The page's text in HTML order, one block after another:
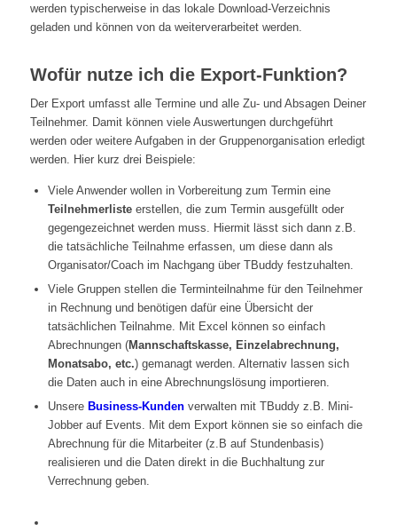
werden typischerweise in das lokale Download-Verzeichnis
geladen und können von da weiterverarbeitet werden.
Wofür nutze ich die Export-Funktion?
Der Export umfasst alle Termine und alle Zu- und Absagen Deiner
Teilnehmer. Damit können viele Auswertungen durchgeführt
werden oder weitere Aufgaben in der Gruppenorganisation erledigt
werden. Hier kurz drei Beispiele:
Viele Anwender wollen in Vorbereitung zum Termin eine
Teilnehmerlisteerstellen, die zum Termin ausgefüllt oder
gegengezeichnet werden muss. Hiermit lässt sich dann z.B.
die tatsächliche Teilnahme erfassen, um diese dann als
Organisator/Coach im Nachgang über TBuddy festzuhalten.
Viele Gruppen stellen die Terminteilnahme für den Teilnehmer
in Rechnung und benötigen dafür eine Übersicht der
tatsächlichen Teilnahme. Mit Excel können so einfach
Abrechnungen (Mannschaftskasse, Einzelabrechnung,
Monatsabo, etc.) gemanagt werden. Alternativ lassen sich
die Daten auch in eine Abrechnungslösung importieren.
Unsere Business-Kundenverwalten mit TBuddy z.B. Mini-
Jobber auf Events. Mit dem Export können sie so einfach die
Abrechnung für die Mitarbeiter (z.B auf Stundenbasis)
realisieren und die Daten direkt in die Buchhaltung zur
Verrechnung geben.